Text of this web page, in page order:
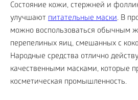
Состояние кожи, стержней и
улучшают питательные маски. В
можно воспользоваться обычным
перепелиных яиц, смешанных с
Народные средства отлично
качественными масками, которые
косметическая промышленность.